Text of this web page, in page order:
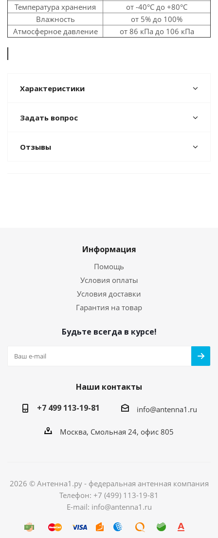
Температура хранения
от -40°C до +80°C
Влажность
от 5% до 100%
Атмосферное давление
от 86 кПа до 106 кПа
Характеристики
Задать вопрос
Отзывы
Информация
Помощь
Условия оплаты
Условия доставки
Гарантия на товар
Будьте всегда в курсе!
Наши контакты
+7 499 113-19-81
info@antenna1.ru
Москва, Смольная 24, офис 805
2026 © Антенна1.ру - федеральная антенная компания
Телефон: +7 (499) 113-19-81
E-mail: info@antenna1.ru